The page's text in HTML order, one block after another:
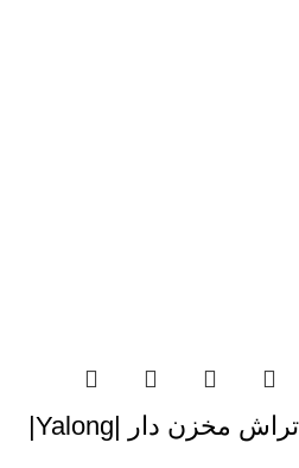
تراش مخزن دار |Yalong|